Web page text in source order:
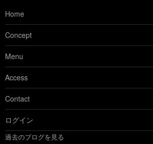
Home
Concept
Menu
Access
Contact
ログイン
過去のブログを見る